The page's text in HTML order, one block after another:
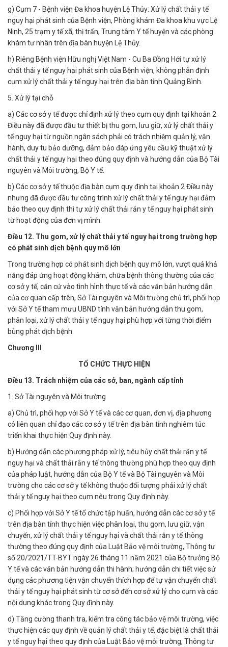
g) Cụm 7 - Bệnh viện Đa khoa huyện Lệ Thủy: Xử lý chất thải y tế
nguy hại phát sinh của Bệnh viện, Phòng khám Đa khoa khu vực Lệ
Ninh, 25 trạm y tế xã, thị trấn, Trung tâm Y tế huyện và các phòng
khám tư nhân trên địa bàn huyện Lệ Thủy.
h) Riêng Bệnh viện Hữu nghị Việt Nam - Cu Ba Đồng Hới tự xử lý
chất thải y tế nguy hại phát sinh của Bệnh viện, không phân định
cụm xử lý chất thải y tế nguy hại trên địa bàn tỉnh Quảng Bình.
5. Xử lý tại chỗ
a) Các cơ sở y tế được chỉ định xử lý theo cụm quy định tại khoản 2
Điều này đã được đầu tư thiết bị thu gom, lưu giữ, xử lý chất thải y
tế nguy hại từ nguồn ngân sách phải có trách nhiệm quản lý, vận
hành, duy tu bảo dưỡng, đảm bảo đáp ứng yêu cầu kỹ thuật xử lý
chất thải y tế nguy hại theo đúng quy định và hướng dẫn của Bộ Tài
nguyên và Môi trường, Bộ Y tế.
b) Các cơ sở y tế thuộc địa bàn cụm quy định tại khoản 2 Điều này
nhưng đã được đầu tư công trình xử lý chất thải y tế nguy hại đảm
bảo theo quy định thì tự xử lý chất thải rắn y tế nguy hại phát sinh
từ hoạt động của đơn vị mình.
Điều 12. Thu gom, xử lý chất thải y tế nguy hại trong trường hợp
có phát sinh dịch bệnh quy mô lớn
Trong trường hợp có phát sinh dịch bệnh quy mô lớn, vượt quá khả
năng đáp ứng hoạt động khám, chữa bệnh thông thường của các
cơ sở y tế, căn cứ vào tình hình thực tế và các văn bản hướng dẫn
của cơ quan cấp trên, Sở Tài nguyên và Môi trường chủ trì, phối hợp
với Sở Y tế tham mưu UBND tỉnh văn bản hướng dẫn thu gom,
phân loại, xử lý chất thải y tế nguy hại phù hợp với từng thời điểm
bùng phát dịch bệnh.
Chương III
TỔ CHỨC THỰC HIỆN
Điều 13. Trách nhiệm của các sở, ban, ngành cấp tỉnh
1. Sở Tài nguyên và Môi trường
a) Chủ trì, phối hợp với Sở Y tế và các cơ quan, đơn vị, địa phương
có liên quan chỉ đạo các cơ sở y tế trên địa bàn tỉnh nghiêm túc
triển khai thực hiện Quy định này.
b) Hướng dẫn các phương pháp xử lý, tiêu hủy chất thải rắn y tế
nguy hại và chất thải rắn y tế thông thường phù hợp theo quy định
của pháp luật, hướng dẫn của Bộ Y tế và Bộ Tài nguyên và Môi
trường cho các cơ sở y tế không thuộc đối tượng phải xử lý chất
thải y tế nguy hại theo cụm nêu trong Quy định này.
c) Phối hợp với Sở Y tế tổ chức tập huấn, hướng dẫn các cơ sở y tế
trên địa bàn tỉnh thực hiện việc phân loại, thu gom, lưu giữ, vận
chuyển, xử lý chất thải y tế nguy hại và chất thải rắn y tế thông
thường theo đúng quy định của Luật Bảo vệ môi trường, Thông tư
số 20/2021/TT-BYT ngày 26 tháng 11 năm 2021 của Bộ trưởng Bộ
Y tế và các văn bản hướng dẫn thi hành; hướng dẫn chi tiết việc sử
dụng các phương tiện vận chuyển thích hợp để tự vận chuyển chất
thải y tế nguy hại phát sinh từ cơ sở đến cơ sở xử lý cho cụm và các
nội dung khác trong Quy định này.
d) Tăng cường thanh tra, kiểm tra công tác bảo vệ môi trường, việc
thực hiện các quy định về quản lý chất thải y tế, đặc biệt là chất thải
y tế nguy hại theo quy định của Luật Bảo vệ môi trường, Thông tư